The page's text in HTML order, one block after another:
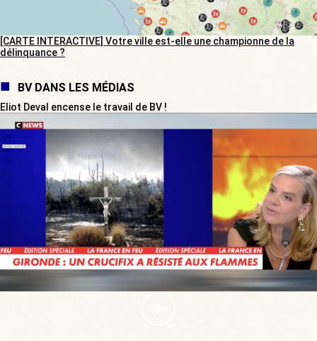
[CARTE INTERACTIVE] Votre ville est-elle une championne de la
délinquance ?
BV DANS LES MÉDIAS
Eliot Deval encense le travail de BV !